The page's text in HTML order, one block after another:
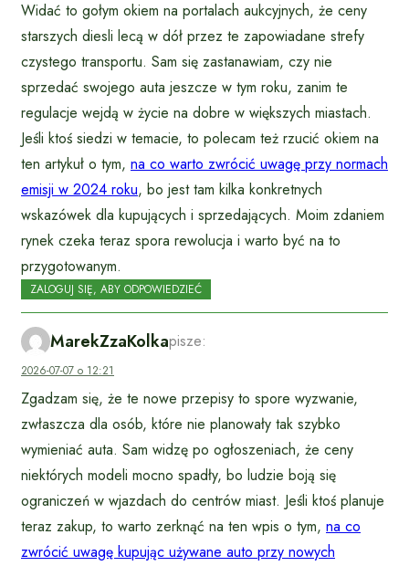
Widać to gołym okiem na portalach aukcyjnych, że ceny
starszych diesli lecą w dół przez te zapowiadane strefy
czystego transportu. Sam się zastanawiam, czy nie
sprzedać swojego auta jeszcze w tym roku, zanim te
regulacje wejdą w życie na dobre w większych miastach.
Jeśli ktoś siedzi w temacie, to polecam też rzucić okiem na
ten artykuł o tym, na co warto zwrócić uwagę przy normach
emisji w 2024 roku, bo jest tam kilka konkretnych
wskazówek dla kupujących i sprzedających. Moim zdaniem
rynek czeka teraz spora rewolucja i warto być na to
przygotowanym.
ZALOGUJ SIĘ, ABY ODPOWIEDZIEĆ
MarekZzaKolkapisze:
2026-07-07 o 12:21
Zgadzam się, że te nowe przepisy to spore wyzwanie,
zwłaszcza dla osób, które nie planowały tak szybko
wymieniać auta. Sam widzę po ogłoszeniach, że ceny
niektórych modeli mocno spadły, bo ludzie boją się
ograniczeń w wjazdach do centrów miast. Jeśli ktoś planuje
teraz zakup, to warto zerknąć na ten wpis o tym, na co
zwrócić uwagę kupując używane auto przy nowych